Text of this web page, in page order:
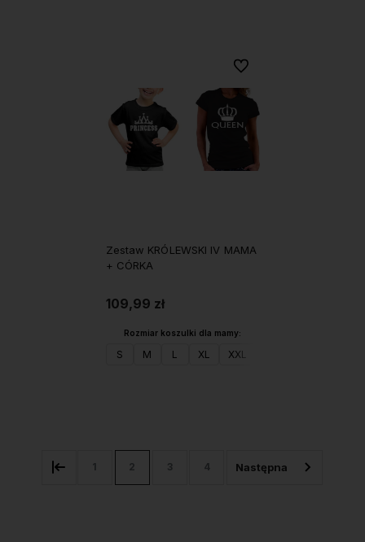
Zestaw KRÓLEWSKI IV MAMA
+ CÓRKA
109,99 zł
Rozmiar koszulki dla mamy:
S M L XL XXL
Do ulubionych
1 2 3 4